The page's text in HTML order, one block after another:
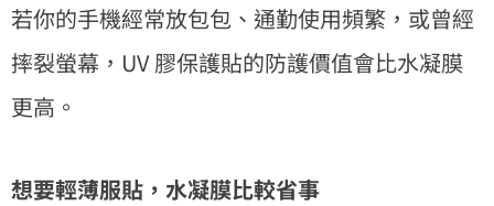
若你的手機經常放包包、通勤使用頻繁，或曾經
摔裂螢幕，UV 膠保護貼的防護價值會比水凝膜
更高。
想要輕薄服貼，水凝膜比較省事